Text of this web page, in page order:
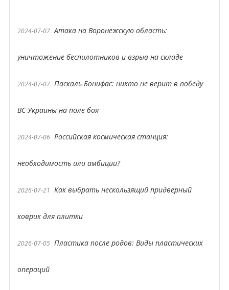
2024-07-07 Атака на Воронежскую область:
уничтожение беспилотников и взрыв на складе
2024-07-07 Паскаль Бонифас: никто не верит в победу
ВС Украины на поле боя
2024-07-06 Российская космическая станция:
необходимость или амбиции?
2026-07-21 Как выбрать нескользящий придверный
коврик для плитки
2026-07-05 Пластика после родов: Виды пластических
операций